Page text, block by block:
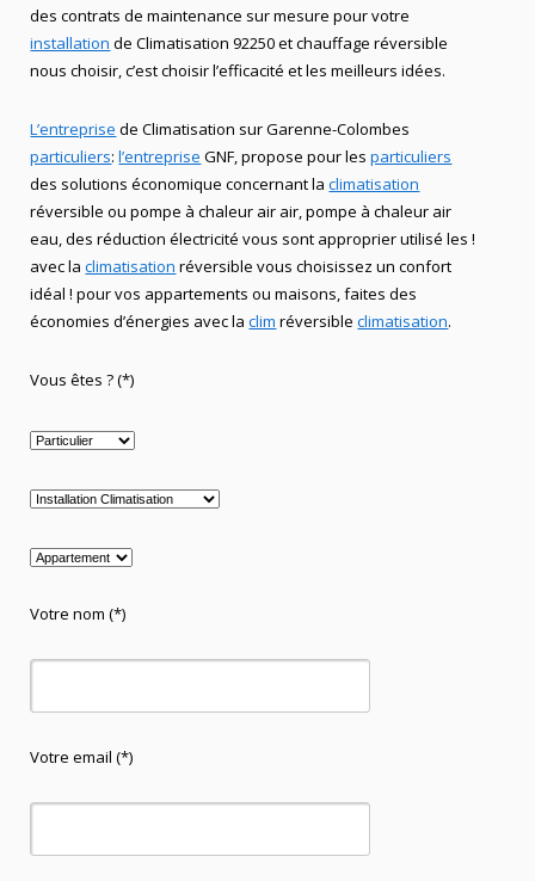
des contrats de maintenance sur mesure pour votre
installation de Climatisation 92250 et chauffage réversible
nous choisir, c’est choisir l’efficacité et les meilleurs idées.
L’entreprise de Climatisation sur Garenne-Colombes
particuliers:l’entreprise GNF, propose pour lesparticuliers
des solutions économique concernant laclimatisation
réversible ou pompe à chaleur air air, pompe à chaleur air
eau, des réduction électricité vous sont approprier utilisé les !
avec laclimatisation réversible vous choisissez un confort
idéal ! pour vos appartements ou maisons, faites des
économies d’énergies avec laclim réversibleclimatisation.
Vous êtes ? (*)
Votre nom (*)
Votre email (*)